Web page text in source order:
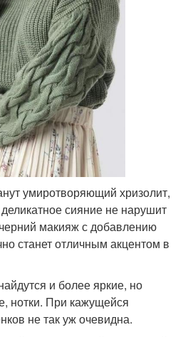
умиротворяющий хризолит,
сияние не нарушит
макияж с добавлению
станет отличным акцентом в
и более яркие, но
нотки. При кажущейся
не так уж очевидна.